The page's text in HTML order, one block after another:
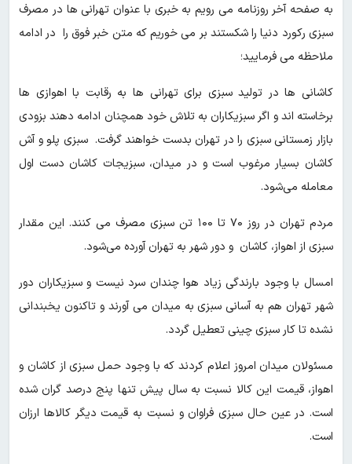
به صفحه آخر روزنامه می رویم به خبری با عنوان تهرانی ها در مصرف
سبزی رکورد دنیا را شکستند بر می خوریم که متن خبر فوق را در ادامه
ملاحظه می فرمایید؛
کاشانی ها در تولید سبزی برای تهرانی ها به رقابت با اهوازی ها
برخاسته اند و اگر سبزیکاران به تلاش خود همچنان ادامه دهند بزودی
بازار زمستانی سبزی را در تهران بدست خواهند گرفت. سبزی پلو و آش
کاشان بسیار مرغوب است و در میدان، سبزیجات کاشان دست اول
معامله می‌شود.
مردم تهران در روز ۷۰ تا ۱۰۰ تن سبزی مصرف می کنند. این مقدار
سبزی از اهواز، کاشان و دور شهر به تهران آورده می‌شود.
امسال با وجود بارندگی زیاد هوا چندان سرد نیست و سبزیکاران دور
شهر تهران هم‌ به آسانی سبزی به میدان می آورند و تاکنون یخبندانی
نشده تا کار سبزی چینی تعطیل گردد.
مسئولان میدان امروز اعلام‌ کردند که با وجود حمل سبزی از کاشان و
اهواز، قیمت این‌ کالا نسبت به سال پیش تنها پنج درصد گران شده
است. در عین حال سبزی فراوان و نسبت به قیمت دیگر کالاها ارزان
است.